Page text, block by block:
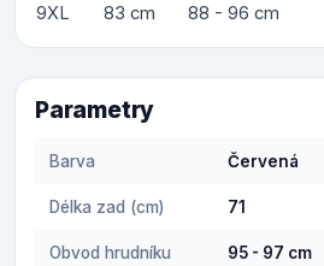
9XL
83 cm 88 - 96 cm
Parametry
Barva Červená
Délka zad (cm) 71
Obvod hrudníku 95 - 97 cm